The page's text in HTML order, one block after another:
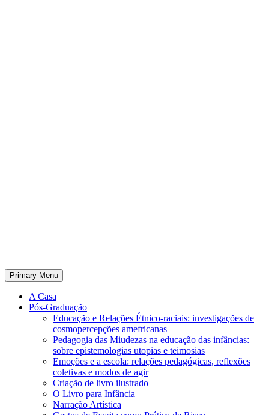
Primary Menu
A Casa
Pós-Graduação
Educação e Relações Étnico-raciais: investigações de
cosmopercepções amefricanas
Pedagogia das Miudezas na educação das infâncias:
sobre epistemologias utopias e teimosias
Emoções e a escola: relações pedagógicas, reflexões
coletivas e modos de agir
Criação de livro ilustrado
O Livro para Infância
Narração Artística